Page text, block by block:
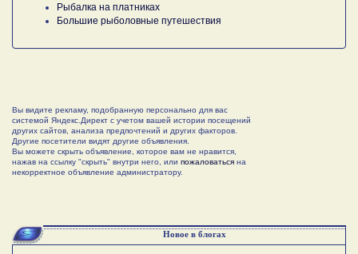
Рыбалка на платниках
Большие рыболовные путешествия
Вы видите рекламу, подобранную персонально для вас
системой Яндекс.Директ с учетом вашей истории посещений
других сайтов, анализа предпочтений и других факторов.
Другие посетители видят другие объявления.
Вы можете скрыть объявление, которое вам не нравится,
нажав на ссылку "скрыть" внутри него, или пожаловаться на
некорректное объявление администратору.
Новое в блогах